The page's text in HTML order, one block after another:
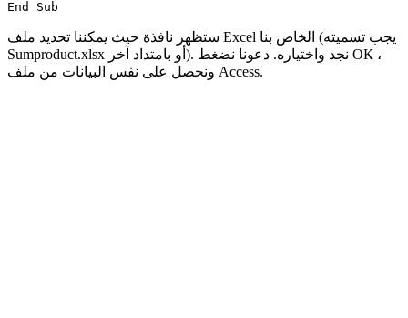
ستظهر نافذة حيث يمكننا تحديد ملف Excel الخاص بنا (يجب تسميته
Sumproduct.xlsx
ОК ،
ونحصل على نفس البيانات من ملف Access.